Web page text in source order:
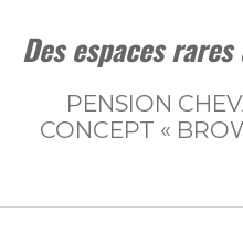
Des espaces
PENSION
CONCEPT «